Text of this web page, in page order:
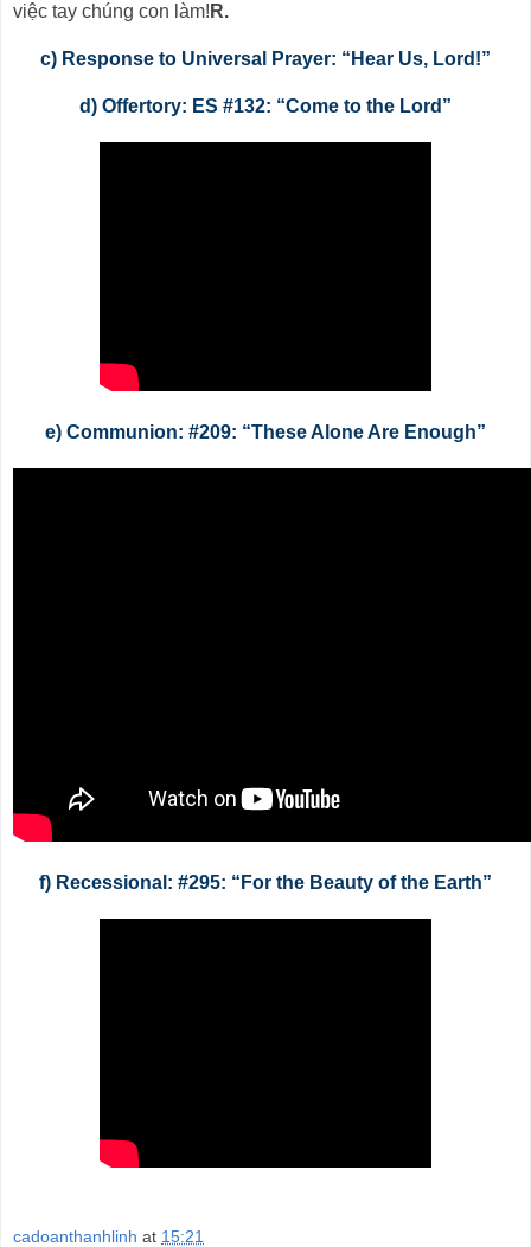
việc tay chúng con làm! R.
c) Response to Universal Prayer: “Hear Us, Lord!”
d) Offertory: ES #132: “Come to the Lord”
e) Communion: #209: “These Alone Are Enough”
f) Recessional: #295: “For the Beauty of the Earth”
cadoanthanhlinh at 15:21